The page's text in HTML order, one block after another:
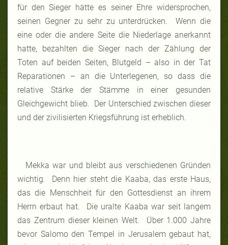
für den Sieger hätte es seiner Ehre widersprochen,
seinen Gegner zu sehr zu unterdrücken. Wenn die
eine oder die andere Seite die Niederlage anerkannt
hatte, bezahlten die Sieger nach der Zählung der
Toten auf beiden Seiten, Blutgeld – also in der Tat
Reparationen – an die Unterlegenen, so dass die
relative Stärke der Stämme in einer gesunden
Gleichgewicht blieb. Der Unterschied zwischen dieser
und der zivilisierten Kriegsführung ist erheblich.
Mekka war und bleibt aus verschiedenen Gründen
wichtig. Denn hier steht die Kaaba, das erste Haus,
das die Menschheit für den Gottesdienst an ihrem
Herrn erbaut hat. Die uralte Kaaba war seit langem
das Zentrum dieser kleinen Welt. Über 1.000 Jahre
bevor Salomo den Tempel in Jerusalem gebaut hat,